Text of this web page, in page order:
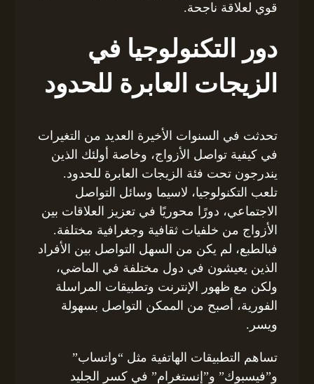
قوي لعلاقة ناجحة.
دور التكنولوجيا في
الزيجات العابرة للحدود
تحدثت في السنوات الأخيرة العديد من التغيرات
في كيفية تواصل الأزواج، وخاصة أولئك الذين
يندرجون تحت فئة الزيجات العابرة للحدود.
تلعب التكنولوجيا، لاسيما وسائل التواصل
الاجتماعي، دورًا محوريًا في تعزيز العلاقات بين
الأزواج من خلفيات ثقافية وجغرافية مختلفة.
فبالطبع، لم يكن من السهل التواصل بين الأفراد
الذين يعيشون في دول مختلفة في الماضي،
ولكن مع ظهور الإنترنت وتطبيقات المراسلة
الفورية، أصبح من الممكن التواصل بسهولة
ويسر.
تساهم التطبيقات الهاتفية مثل “واتساب”
و”فيسبوك” و”إنستغرام” في كسر الجليد